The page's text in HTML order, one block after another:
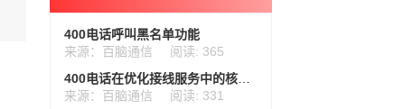
400电话呼叫黑名单功能
来源：百脑通信
阅读: 365
来源：百脑通信
阅读: 331